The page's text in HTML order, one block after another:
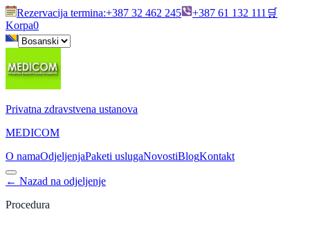
Rezervacija termina:+387 32 462 245 +387 61 132 111 🛒
Korpa0
Privatna zdravstvena ustanova
MEDICOM
O namaOdjeljenjaPaketi uslugaNovostiBlogKontakt
← Nazad na odjeljenje
Procedura